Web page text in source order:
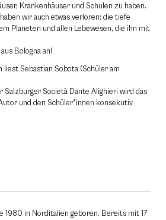
Krankenhäuser und Schulen zu haben.
wir auch etwas verloren: die tiefe
Planeten und allen Lebewesen, die ihn mit
Bologna an!
liest Sebastian Sobota (Schüler am
Salzburger Società Dante Alighieri wird das
und den Schüler*innen konsekutiv
1980 in Norditalien geboren. Bereits mit 17